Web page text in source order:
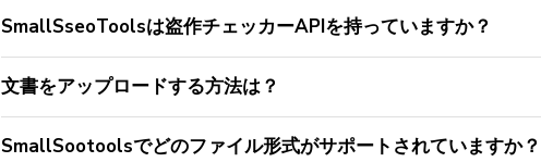
SmallSseoToolsは盗作チェッカーAPIを持っていますか？
文書をアップロードする方法は？
SmallSootoolsでどのファイル形式がサポートされていますか？